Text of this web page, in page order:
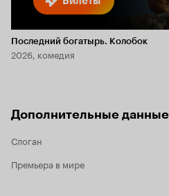
Последний богатырь. Колобок
2026, комедия
Дополнительные данные
Слоган
Премьера в мире